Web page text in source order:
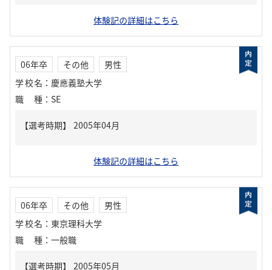
体験記の詳細はこちら
06年卒 その他
男性
学校名 ： 慶應義塾大学
職種 ： SE
体験記の詳細はこちら
06年卒 その他
男性
学校名 ： 東京理科大学
職種 ： 一般職